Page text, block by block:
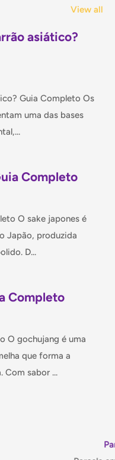
View all
asiático?
Guia Completo Os
uma das bases
Completo
O sake japones é
Japão, produzida
D...
Completo
O gochujang é uma
que forma a
Com sabor ...